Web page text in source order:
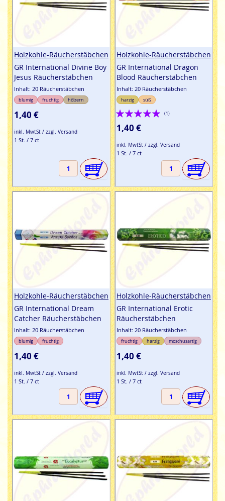
Holzkohle-Räucherstäbchen
GR International Divine Boy
Jesus Räucherstäbchen
Inhalt: 20 Räucherstäbchen
blumig fruchtig hölzern
1,40 €
inkl. MwtSt / zzgl. Versand
1 St. / 7 ct
Holzkohle-Räucherstäbchen
GR International Dragon
Blood Räucherstäbchen
Inhalt: 20 Räucherstäbchen
harzig süß
Bewertung:
100%
(1)
1,40 €
inkl. MwtSt / zzgl. Versand
1 St. / 7 ct
Holzkohle-Räucherstäbchen
GR International Dream
Catcher Räucherstäbchen
Inhalt: 20 Räucherstäbchen
blumig fruchtig
1,40 €
inkl. MwtSt / zzgl. Versand
1 St. / 7 ct
Holzkohle-Räucherstäbchen
GR International Erotic
Räucherstäbchen
Inhalt: 20 Räucherstäbchen
fruchtig harzig moschusartig
1,40 €
inkl. MwtSt / zzgl. Versand
1 St. / 7 ct